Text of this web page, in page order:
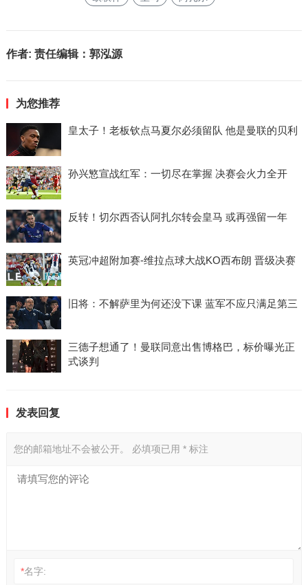
作者: 责任编辑：郭泓源
为您推荐
皇太子！老板钦点马夏尔必须留队 他是曼联的贝利
孙兴慜宣战红军：一切尽在掌握 决赛会火力全开
反转！切尔西否认阿扎尔转会皇马 或再强留一年
英冠冲超附加赛-维拉点球大战KO西布朗 晋级决赛
旧将：不解萨里为何还没下课 蓝军不应只满足第三
三德子想通了！曼联同意出售博格巴，标价曝光正
式谈判
发表回复
您的邮箱地址不会被公开。 必填项已用 *标注
*名字: